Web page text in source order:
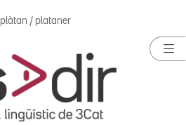
plàtan / plataner